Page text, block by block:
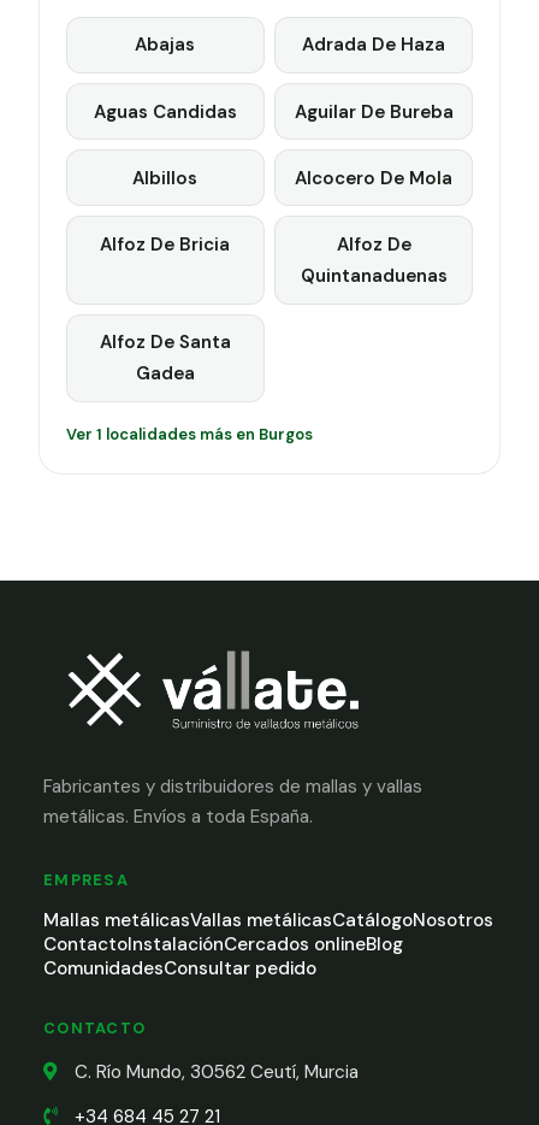
Abajas Adrada De Haza
Aguas Candidas Aguilar De Bureba
Albillos Alcocero De Mola
Alfoz De Bricia
Alfoz De
Quintanaduenas
Alfoz De Santa
Gadea
Ver 1 localidades más en Burgos
Fabricantes y distribuidores de mallas y vallas
metálicas. Envíos a toda España.
EMPRESA
Mallas metálicasVallas metálicasCatálogoNosotros
ContactoInstalaciónCercados onlineBlog
ComunidadesConsultar pedido
CONTACTO
C. Río Mundo, 30562 Ceutí, Murcia
+34 684 45 27 21